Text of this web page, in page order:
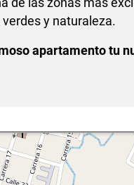
y naturaleza.
apartamento tu